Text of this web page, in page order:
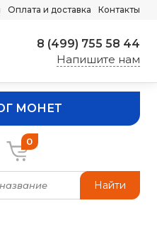
Оплата и доставка Контакты
8 (499) 755 58 44
Напишите нам
МОНЕТ
Найти
0